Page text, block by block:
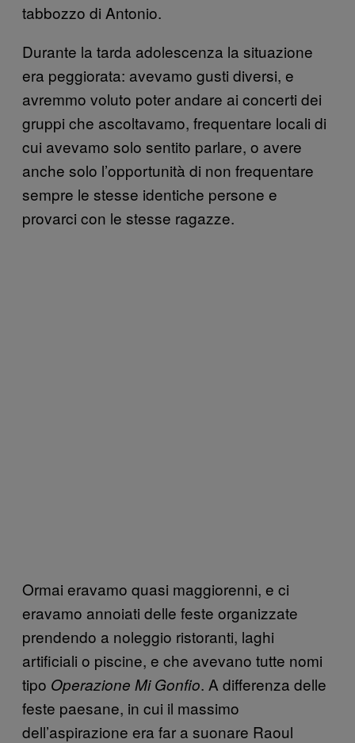
tabbozzo di Antonio.
Durante la tarda adolescenza la situazione
era peggiorata: avevamo gusti diversi, e
avremmo voluto poter andare ai concerti dei
gruppi che ascoltavamo, frequentare locali di
cui avevamo solo sentito parlare, o avere
anche solo l’opportunità di non frequentare
sempre le stesse identiche persone e
provarci con le stesse ragazze.
Ormai eravamo quasi maggiorenni, e ci
eravamo annoiati delle feste organizzate
prendendo a noleggio ristoranti, laghi
artificiali o piscine, e che avevano tutte nomi
tipo Operazione Mi Gonfio. A differenza delle
feste paesane, in cui il massimo
dell’aspirazione era far a suonare Raoul